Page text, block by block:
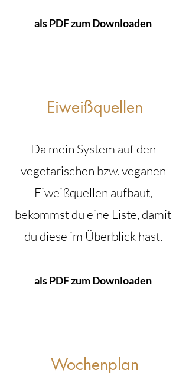
als PDF zum Downloaden
Eiweißquellen
Da mein System auf den
vegetarischen bzw. veganen
Eiweißquellen aufbaut,
bekommst du eine Liste, damit
du diese im Überblick hast.
als PDF zum Downloaden
Wochenplan